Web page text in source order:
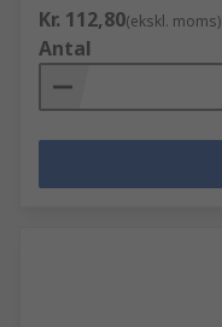
Kr. 112,80(ekskl. moms)
Antal